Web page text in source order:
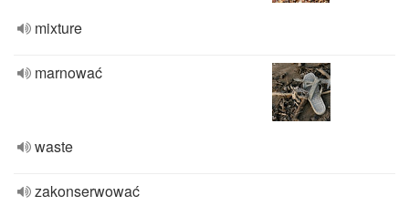
mixture
marnować
waste
zakonserwować